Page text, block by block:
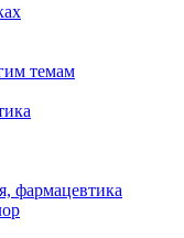
темам
фармацевтика